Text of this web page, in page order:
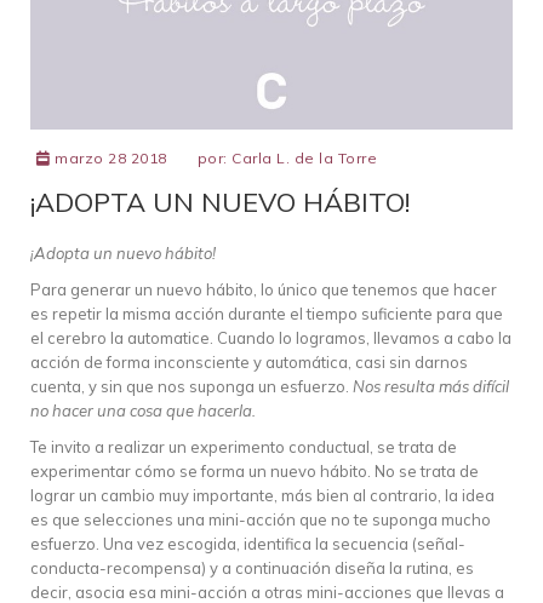
marzo 28 2018 por: Carla L. de la Torre
¡ADOPTA UN NUEVO HÁBITO!
¡Adopta un nuevo hábito!
Para generar un nuevo hábito, lo único que tenemos que hacer
es repetir la misma acción durante el tiempo suficiente para que
el cerebro la automatice. Cuando lo logramos, llevamos a cabo la
acción de forma inconsciente y automática, casi sin darnos
cuenta, y sin que nos suponga un esfuerzo. Nos resulta más difícil
no hacer una cosa que hacerla.
Te invito a realizar un experimento conductual, se trata de
experimentar cómo se forma un nuevo hábito. No se trata de
lograr un cambio muy importante, más bien al contrario, la idea
es que selecciones una mini-acción que no te suponga mucho
esfuerzo. Una vez escogida, identifica la secuencia (señal-
conducta-recompensa) y a continuación diseña la rutina, es
decir, asocia esa mini-acción a otras mini-acciones que llevas a